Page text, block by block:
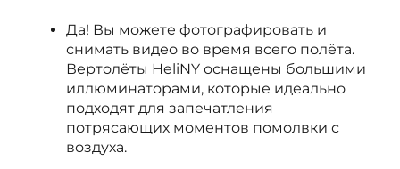
Да! Вы можете фотографировать и
снимать видео во время всего полёта.
Вертолёты HeliNY оснащены большими
иллюминаторами, которые идеально
подходят для запечатления
потрясающих моментов помолвки с
воздуха.